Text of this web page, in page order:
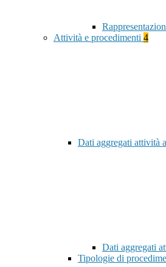
Attività e procedimenti 4
Dati aggregati attività
Dati aggregati
Tipologie di